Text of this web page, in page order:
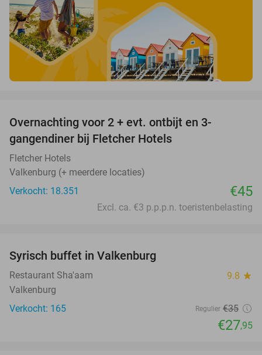
Overnachting voor 2 + evt. ontbijt en 3-
gangendiner bij Fletcher Hotels
Fletcher Hotels
Valkenburg (+ meerdere locaties)
Verkocht: 18.351
€45
Excl. ca. €3 p.p.p.n. toeristenbelasting
Syrisch buffet in Valkenburg
Restaurant Sha'aam 9.8 star
Valkenburg
Verkocht: 165
Regulier €35
€27,95